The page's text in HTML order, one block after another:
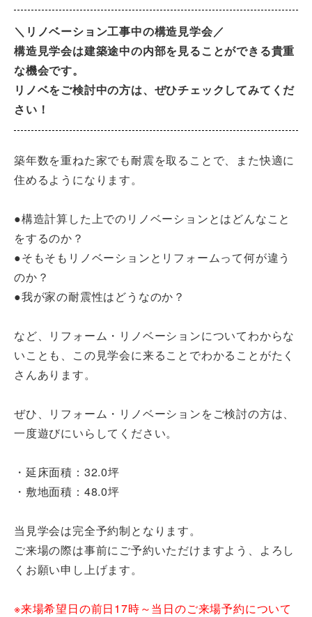
＼リノベーション工事中の構造見学会／
構造見学会は建築途中の内部を見ることができる貴重
な機会です。
リノベをご検討中の方は、ぜひチェックしてみてくだ
さい！
築年数を重ねた家でも耐震を取ることで、また快適に
住めるようになります。
●構造計算した上でのリノベーションとはどんなこと
をするのか？
●そもそもリノベーションとリフォームって何が違う
のか？
●我が家の耐震性はどうなのか？
など、リフォーム・リノベーションについてわからな
いことも、この見学会に来ることでわかることがたく
さんあります。
ぜひ、リフォーム・リノベーションをご検討の方は、
一度遊びにいらしてください。
・延床面積：32.0坪
・敷地面積：48.0坪
当見学会は完全予約制となります。
ご来場の際は事前にご予約いただけますよう、よろし
くお願い申し上げます。
※来場希望日の前日17時～当日のご来場予約について